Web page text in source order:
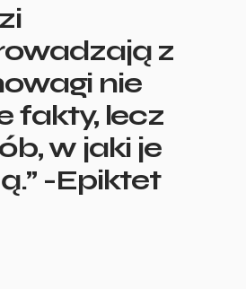
z
nie
fakty, lecz
w jaki je
-Epiktet